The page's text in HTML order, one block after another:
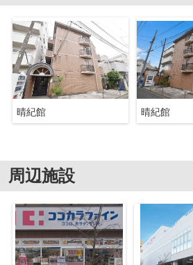
晴紀館 晴紀館
周辺施設